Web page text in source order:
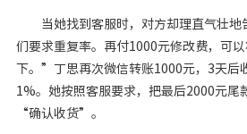
当她找到客服时，对方却理直气壮地
们要求重复率。再付1000元修改费，可
下。”丁思再次微信转账1000元，3天后
1%。她按照客服要求，把最后2000元尾
“确认收货”。